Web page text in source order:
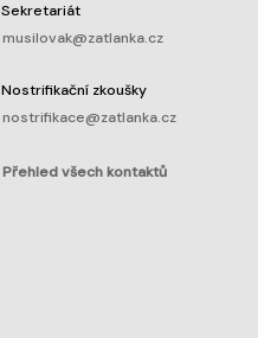
Sekretariát
musilovak@zatlanka.cz
Nostrifikační zkoušky
nostrifikace@zatlanka.cz
Přehled všech kontaktů